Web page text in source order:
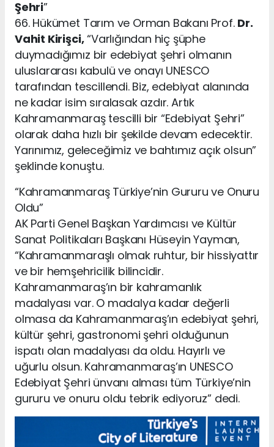
Şehri”
66. Hükümet Tarım ve Orman Bakanı Prof. Dr.
Vahit Kirişci,“Varlığından hiç şüphe
duymadığımız bir edebiyat şehri olmanın
uluslararası kabulü ve onayı UNESCO
tarafından tescillendi. Biz, edebiyat alanında
ne kadar isim sıralasak azdır. Artık
Kahramanmaraş tescilli bir “Edebiyat Şehri”
olarak daha hızlı bir şekilde devam edecektir.
Yarınımız, geleceğimiz ve bahtımız açık olsun”
şeklinde konuştu.
“Kahramanmaraş Türkiye’nin Gururu ve Onuru
Oldu”
AK Parti Genel Başkan Yardımcısı ve Kültür
Sanat Politikaları Başkanı Hüseyin Yayman,
“Kahramanmaraşlı olmak ruhtur, bir hissiyattır
ve bir hemşehricilik bilincidir.
Kahramanmaraş’ın bir kahramanlık
madalyası var. O madalya kadar değerli
olmasa da Kahramanmaraş’ın edebiyat şehri,
kültür şehri, gastronomi şehri olduğunun
ispatı olan madalyası da oldu. Hayırlı ve
uğurlu olsun. Kahramanmaraş’ın UNESCO
Edebiyat Şehri ünvanı alması tüm Türkiye’nin
gururu ve onuru oldu tebrik ediyoruz” dedi.